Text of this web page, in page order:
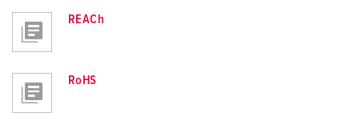
REACh
RoHS